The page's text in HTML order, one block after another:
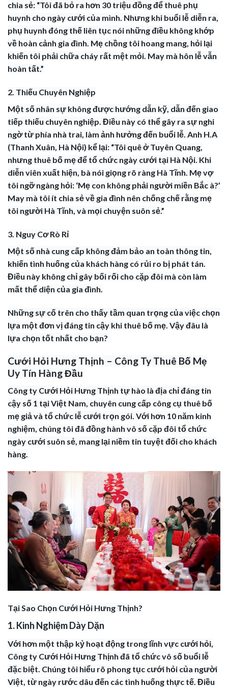
chia sẻ: “Tôi đã bỏ ra hơn 30 triệu đồng để thuê phụ
huynh cho ngày cưới của mình. Nhưng khi buổi lễ diễn ra,
phụ huynh đóng thế liên tục nói những điều không khớp
về hoàn cảnh gia đình. Mẹ chồng tôi hoang mang, hỏi lại
khiến tôi phải chữa cháy rất mệt mỏi. May mà hôn lễ vẫn
hoàn tất.”
2. Thiếu Chuyên Nghiệp
Một số nhân sự không được hướng dẫn kỹ, dẫn đến giao
tiếp thiếu chuyên nghiệp. Điều này có thể gây ra sự nghi
ngờ từ phía nhà trai, làm ảnh hưởng đến buổi lễ. Anh H.A
(Thanh Xuân, Hà Nội) kể lại: “Tôi quê ở Tuyên Quang,
nhưng thuê bố mẹ để tổ chức ngày cưới tại Hà Nội. Khi
diễn viên xuất hiện, bà nói giọng rõ ràng Hà Tĩnh. Mẹ vợ
tôi ngỡ ngàng hỏi: ‘Mẹ con không phải người miền Bắc à?’
May mà tôi ít chia sẻ về gia đình nên chống chế rằng mẹ
tôi người Hà Tĩnh, và mọi chuyện suôn sẻ.”
3. Nguy Cơ Rò Rỉ
Một số nhà cung cấp không đảm bảo an toàn thông tin,
khiến tình huống của khách hàng có rủi ro bị phát tán.
Điều này không chỉ gây bối rối cho cặp đôi mà còn làm
mất thể diện của gia đình.
Những sự cố trên cho thấy tầm quan trọng của việc chọn
lựa một đơn vị đáng tin cậy khi thuê bố mẹ. Vậy đâu là
lựa chọn tốt nhất cho bạn?
Cưới Hỏi Hưng Thịnh – Công Ty Thuê Bố Mẹ
Uy Tín Hàng Đầu
Công ty Cưới Hỏi Hưng Thịnh tự hào là địa chỉ đáng tin
cậy số 1 tại Việt Nam, chuyên cung cấp công cụ thuê bố
mẹ giả và tổ chức lễ cưới trọn gói. Với hơn 10 năm kinh
nghiệm, chúng tôi đã đồng hành vô số cặp đôi tổ chức
ngày cưới suôn sẻ, mang lại niềm tin tuyệt đối cho khách
hàng.
Tại Sao Chọn Cưới Hỏi Hưng Thịnh?
1. Kinh Nghiệm Dày Dặn
Với hơn một thập kỷ hoạt động trong lĩnh vực cưới hỏi,
Công ty Cưới Hỏi Hưng Thịnh đã tổ chức vô số buổi lễ
đặc biệt. Chúng tôi hiểu rõ phong tục cưới hỏi của người
Việt, từ ngày rước dâu đến các tình huống thực tế. Điều